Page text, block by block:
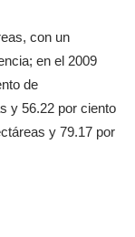
con un
en el 2009
de
y 56.22 por ciento
y 79.17 por